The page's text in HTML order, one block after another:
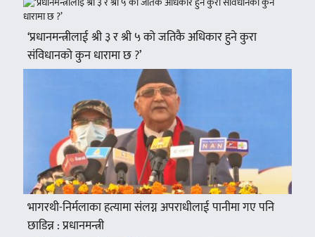
‘प्रधानमन्त्रीलाई श्री ३ र श्री ५ को जतिकै अधिकार हुने कुरा
संविधानको कुन धारामा छ ?’
भागरथी-निर्मलाका हत्यामा संलग्न अपराधीलाई पानीमा गए पनि
छाडिन्न : प्रधानमन्त्री